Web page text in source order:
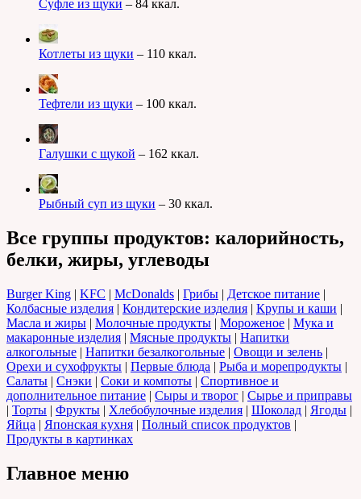
Суфле из щуки – 84 ккал.
Котлеты из щуки – 110 ккал.
Тефтели из щуки – 100 ккал.
Галушки с щукой – 162 ккал.
Рыбный суп из щуки – 30 ккал.
Все группы продуктов: калорийность,
белки, жиры, углеводы
Burger King | KFC | McDonalds | Грибы | Детское питание |
Колбасные изделия | Кондитерские изделия | Крупы и каши |
Масла и жиры | Молочные продукты | Мороженое | Мука и
макаронные изделия | Мясные продукты | Напитки
алкогольные | Напитки безалкогольные | Овощи и зелень |
Орехи и сухофрукты | Первые блюда | Рыба и морепродукты |
Салаты | Снэки | Соки и компоты | Спортивное и
дополнительное питание | Сыры и творог | Сырье и приправы
| Торты | Фрукты | Хлебобулочные изделия | Шоколад | Ягоды |
Яйца | Японская кухня | Полный список продуктов |
Продукты в картинках
Главное меню